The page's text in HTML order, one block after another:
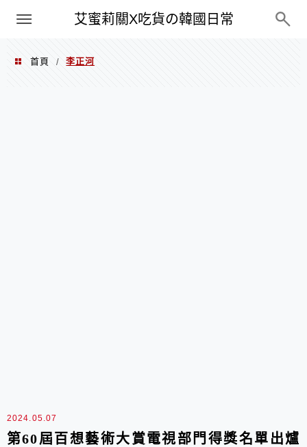
艾蜜莉關X吃貨の韓國日常
PXN
首頁 / 李正河
2024.05.07
第60屆百想藝術大賞電視部門得獎名單出爐